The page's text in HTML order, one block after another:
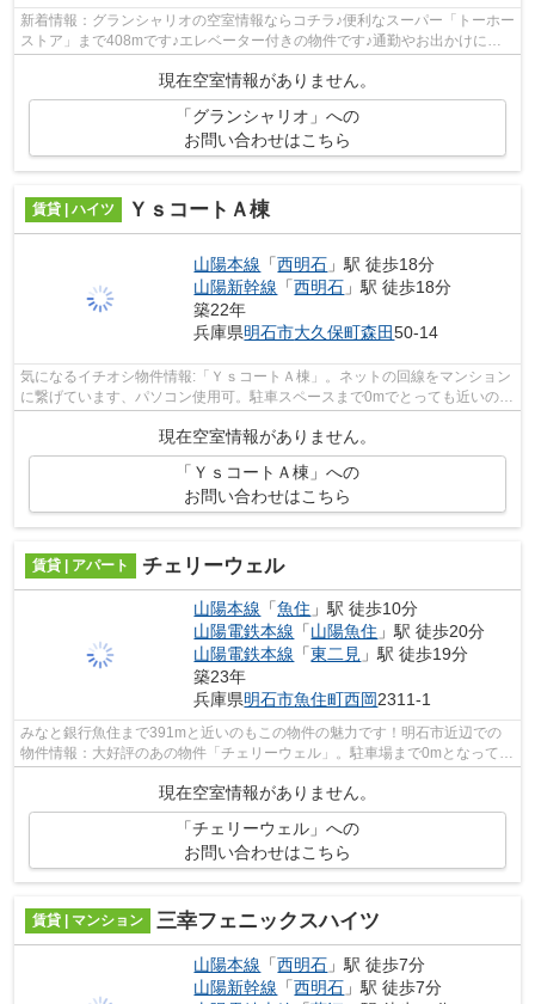
新着情報：グランシャリオの空室情報ならコチラ♪便利なスーパー「トーホー
ストア」まで408mです♪エレベーター付きの物件です♪通勤やお出かけに便
現在空室情報がありません。
「グランシャリオ」への
お問い合わせはこちら
賃貸 | ハイツ ＹｓコートＡ棟
山陽本線 「西明石 」駅 徒歩18分
山陽新幹線 「西明石 」駅 徒歩18分
築22年
兵庫県明石市大久保町森田50-14
気になるイチオシ物件情報:「ＹｓコートＡ棟」。ネットの回線をマンション
に繋げています、パソコン使用可。駐車スペースまで0mでとっても近いの
で、好都合です。専有面積57.00㎡の物...
現在空室情報がありません。
「ＹｓコートＡ棟」への
お問い合わせはこちら
賃貸 | アパート チェリーウェル
山陽本線 「魚住 」駅 徒歩10分
山陽電鉄本線 「山陽魚住 」駅 徒歩20分
山陽電鉄本線 「東二見 」駅 徒歩19分
築23年
兵庫県明石市魚住町西岡2311-1
みなと銀行魚住まで391mと近いのもこの物件の魅力です！明石市近辺での
物件情報：大好評のあの物件「チェリーウェル」。駐車場まで0mとなってい
るので、すぐの場所にあります♪住みよい...
現在空室情報がありません。
「チェリーウェル」への
お問い合わせはこちら
賃貸 | マンション 三幸フェニックスハイツ
山陽本線 「西明石 」駅 徒歩7分
山陽新幹線 「西明石 」駅 徒歩7分